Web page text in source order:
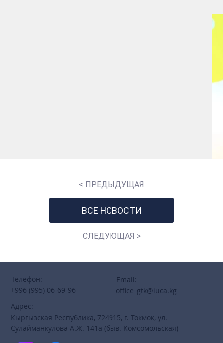
< ПРЕДЫДУЩАЯ
ВСЕ НОВОСТИ
СЛЕДУЮЩАЯ >
Адрес:
Кыргызская Республика, 724915, г. Токмок, ул.
Сулайманкулова А.Ж. 141а (быв. Комсомольская)
Телефон:
+996 (995) 06-69-96
Email:
office_gtk@iuca.kg